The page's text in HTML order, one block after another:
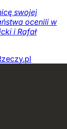
swojej
ocenili w
i Rafał